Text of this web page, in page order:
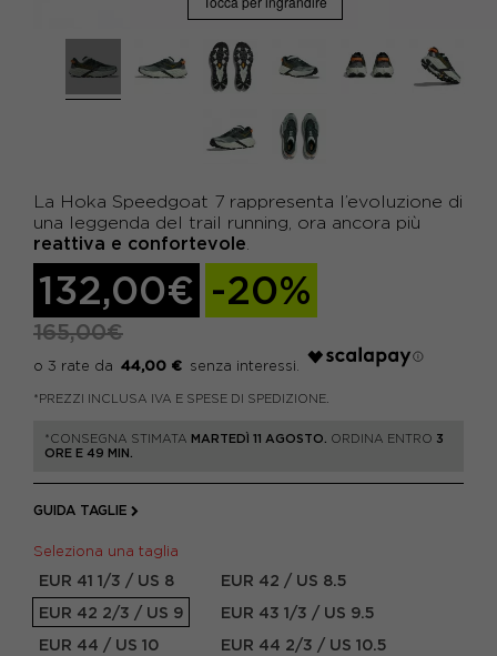
La Hoka Speedgoat 7 rappresenta l’evoluzione di
una leggenda del trail running, ora ancora più
reattiva e confortevole
132,00€ -20%
165,00€
44,00 €
*PREZZI INCLUSA IVA E SPESE DI SPEDIZIONE.
*CONSEGNA STIMATA MARTEDÌ 11 AGOSTO. ORDINA ENTRO 3
ORE E 49 MIN.
GUIDA TAGLIE
Seleziona una taglia
EUR 41 1/3 / US 8
EUR 42 / US 8.5
EUR 42 2/3 / US 9
EUR 43 1/3 / US 9.5
EUR 44 / US 10
EUR 44 2/3 / US 10.5